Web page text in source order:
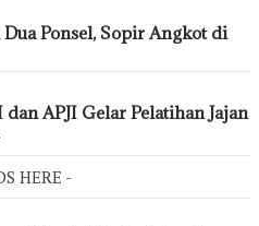
Ponsel, Sopir Angkot di
APJI Gelar Pelatihan Jajan
HERE -